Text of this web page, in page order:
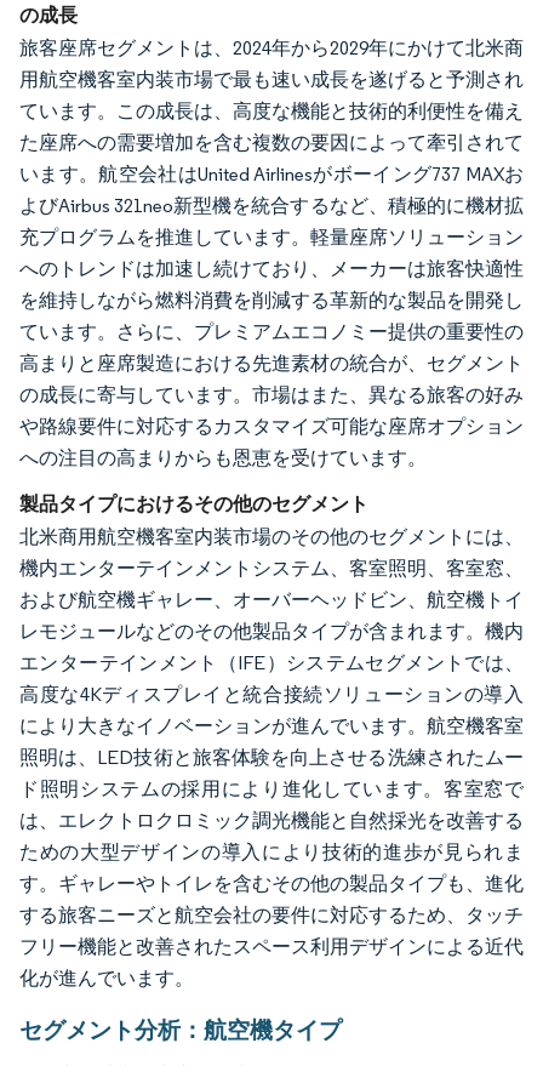
の成長
旅客座席セグメントは、2024年から2029年にかけて北米商
用航空機客室内装市場で最も速い成長を遂げると予測され
ています。この成長は、高度な機能と技術的利便性を備え
た座席への需要増加を含む複数の要因によって牽引されて
います。航空会社はUnited Airlinesがボーイング737 MAXお
よびAirbus 321neo新型機を統合するなど、積極的に機材拡
充プログラムを推進しています。軽量座席ソリューション
へのトレンドは加速し続けており、メーカーは旅客快適性
を維持しながら燃料消費を削減する革新的な製品を開発し
ています。さらに、プレミアムエコノミー提供の重要性の
高まりと座席製造における先進素材の統合が、セグメント
の成長に寄与しています。市場はまた、異なる旅客の好み
や路線要件に対応するカスタマイズ可能な座席オプション
への注目の高まりからも恩恵を受けています。
製品タイプにおけるその他のセグメント
北米商用航空機客室内装市場のその他のセグメントには、
機内エンターテインメントシステム、客室照明、客室窓、
および航空機ギャレー、オーバーヘッドビン、航空機トイ
レモジュールなどのその他製品タイプが含まれます。機内
エンターテインメント（IFE）システムセグメントでは、
高度な4Kディスプレイと統合接続ソリューションの導入
により大きなイノベーションが進んでいます。航空機客室
照明は、LED技術と旅客体験を向上させる洗練されたムー
ド照明システムの採用により進化しています。客室窓で
は、エレクトロクロミック調光機能と自然採光を改善する
ための大型デザインの導入により技術的進歩が見られま
す。ギャレーやトイレを含むその他の製品タイプも、進化
する旅客ニーズと航空会社の要件に対応するため、タッチ
フリー機能と改善されたスペース利用デザインによる近代
化が進んでいます。
セグメント分析：航空機タイプ